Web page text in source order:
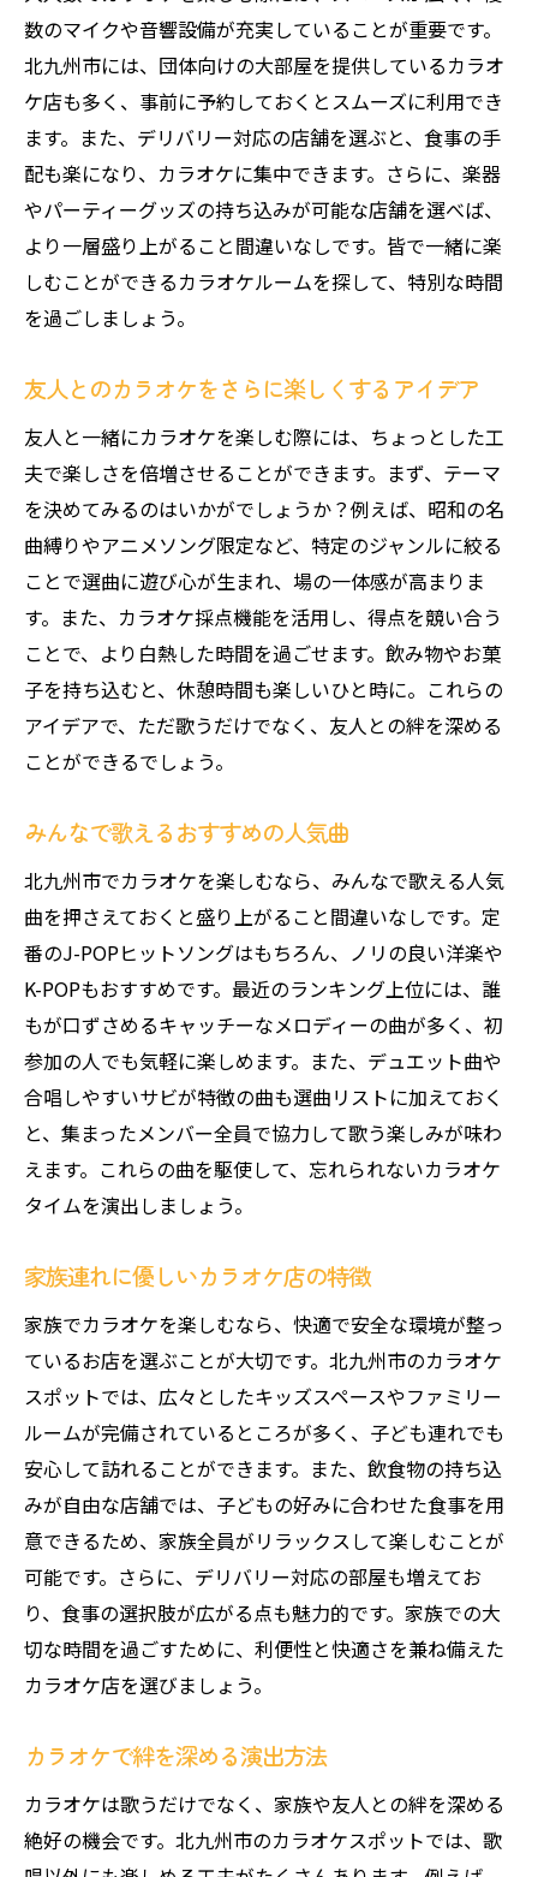
数のマイクや音響設備が充実していることが重要です。
北九州市には、団体向けの大部屋を提供しているカラオ
ケ店も多く、事前に予約しておくとスムーズに利用でき
ます。また、デリバリー対応の店舗を選ぶと、食事の手
配も楽になり、カラオケに集中できます。さらに、楽器
やパーティーグッズの持ち込みが可能な店舗を選べば、
より一層盛り上がること間違いなしです。皆で一緒に楽
しむことができるカラオケルームを探して、特別な時間
を過ごしましょう。
友人とのカラオケをさらに楽しくするアイデア
友人と一緒にカラオケを楽しむ際には、ちょっとした工
夫で楽しさを倍増させることができます。まず、テーマ
を決めてみるのはいかがでしょうか？例えば、昭和の名
曲縛りやアニメソング限定など、特定のジャンルに絞る
ことで選曲に遊び心が生まれ、場の一体感が高まりま
す。また、カラオケ採点機能を活用し、得点を競い合う
ことで、より白熱した時間を過ごせます。飲み物やお菓
子を持ち込むと、休憩時間も楽しいひと時に。これらの
アイデアで、ただ歌うだけでなく、友人との絆を深める
ことができるでしょう。
みんなで歌えるおすすめの人気曲
北九州市でカラオケを楽しむなら、みんなで歌える人気
曲を押さえておくと盛り上がること間違いなしです。定
番のJ-POPヒットソングはもちろん、ノリの良い洋楽や
K-POPもおすすめです。最近のランキング上位には、誰
もが口ずさめるキャッチーなメロディーの曲が多く、初
参加の人でも気軽に楽しめます。また、デュエット曲や
合唱しやすいサビが特徴の曲も選曲リストに加えておく
と、集まったメンバー全員で協力して歌う楽しみが味わ
えます。これらの曲を駆使して、忘れられないカラオケ
タイムを演出しましょう。
家族連れに優しいカラオケ店の特徴
家族でカラオケを楽しむなら、快適で安全な環境が整っ
ているお店を選ぶことが大切です。北九州市のカラオケ
スポットでは、広々としたキッズスペースやファミリー
ルームが完備されているところが多く、子ども連れでも
安心して訪れることができます。また、飲食物の持ち込
みが自由な店舗では、子どもの好みに合わせた食事を用
意できるため、家族全員がリラックスして楽しむことが
可能です。さらに、デリバリー対応の部屋も増えてお
り、食事の選択肢が広がる点も魅力的です。家族での大
切な時間を過ごすために、利便性と快適さを兼ね備えた
カラオケ店を選びましょう。
カラオケで絆を深める演出方法
カラオケは歌うだけでなく、家族や友人との絆を深める
絶好の機会です。北九州市のカラオケスポットでは、歌